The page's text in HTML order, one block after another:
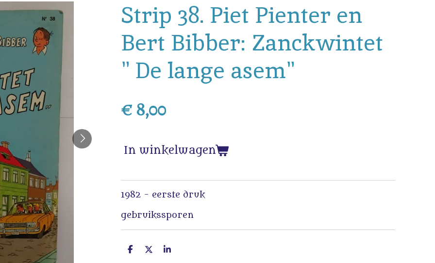
Strip 38. Piet Pienter en
Bert Bibber: Zanckwintet
" De lange asem"
€ 8,00
In winkelwagen
1982 - eerste druk
gebruikssporen
D
D
S